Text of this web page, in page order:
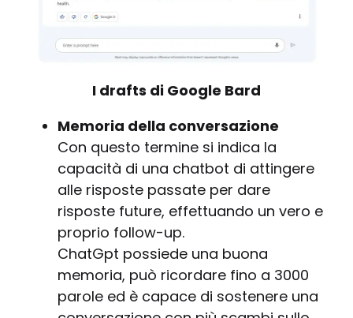
I drafts di Google Bard
Memoria della conversazione
Con questo termine si indica la
capacità di una chatbot di attingere
alle risposte passate per dare
risposte future, effettuando un vero e
proprio follow-up.
ChatGpt possiede una buona
memoria, può ricordare fino a 3000
parole ed è capace di sostenere una